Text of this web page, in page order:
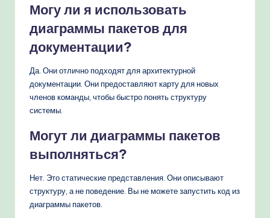
Могу ли я использовать
диаграммы пакетов для
документации?
Да. Они отлично подходят для архитектурной
документации. Они предоставляют карту для новых
членов команды, чтобы быстро понять структуру
системы.
Могут ли диаграммы пакетов
выполняться?
Нет. Это статические представления. Они описывают
структуру, а не поведение. Вы не можете запустить код из
диаграммы пакетов.